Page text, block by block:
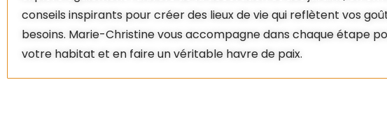
conseils inspirants pour créer des lieux de vie qui reflètent vos
besoins. Marie-Christine vous accompagne dans chaque étape
votre habitat et en faire un véritable havre de paix.